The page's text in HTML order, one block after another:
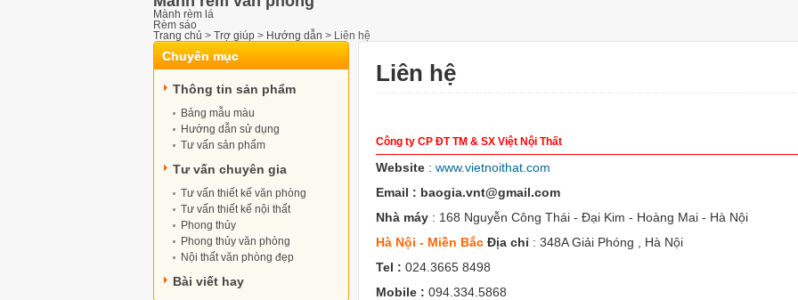
Mành rèm lá
Rèm sáo
Trang chủ > Trợ giúp > Hướng dẫn > Liên hệ
Liên hệ
Công ty CP ĐT TM & SX Việt Nội Thất
Website : www.vietnoithat.com
Email : baogia.vnt@gmail.com
Nhà máy : 168 Nguyễn Công Thái - Đại Kim - Hoàng Mai - Hà Nội
Hà Nội - Miền Bắc Địa chỉ : 348A Giải Phóng , Hà Nội
Tel : 024.3665 8498
Mobile : 094.334.5868
Chuyên mục
Thông tin sản phẩm
Bảng mẫu màu
Hướng dẫn sử dụng
Tư vấn sản phẩm
Tư vấn chuyên gia
Tư vấn thiết kế văn phòng
Tư vấn thiết kế nội thất
Phong thủy
Phong thủy văn phòng
Nội thất văn phòng đẹp
Bài viết hay